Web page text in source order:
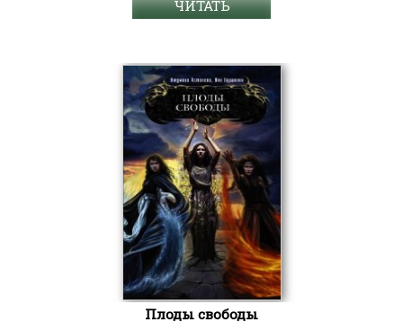
ЧИТАТЬ
Плоды свободы